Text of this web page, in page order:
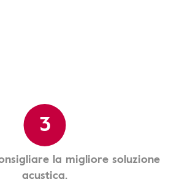
3
la migliore soluzione
acustica.